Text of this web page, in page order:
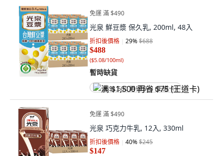
免運 滿 $490
光泉 鮮豆漿 保久乳, 200ml, 48入
折扣後價格 29%$688
$488
($5.08/100ml)
暫時缺貨
满 $1,500 再省 $75 (王道卡)
免運 滿 $490
光泉 巧克力牛乳, 12入, 330ml
折扣後價格 40%$245
$147